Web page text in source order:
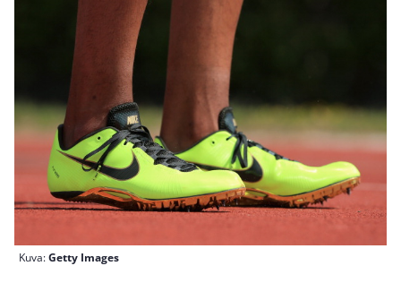
Kuva:Getty Images